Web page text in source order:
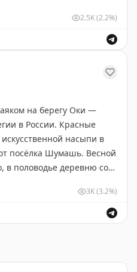
2.5K(2.2%)
на берегу Оки —
в России. Красные
насыпи в
посёлка Шумашь. Весной
в половодье деревню со
3K(3.2%)